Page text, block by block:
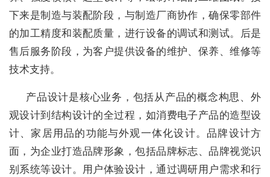
下来是制造与装配阶段，与制造厂商协作，确保零部件
的加工精度和装配质量，进行设备的调试和测试。后是
售后服务阶段，为客户提供设备的维护、保养、维修等
技术支持。
产品设计是核心业务，包括从产品的概念构思、外
观设计到结构设计的全过程，如消费电子产品的造型设
计、家居用品的功能与外观一体化设计。品牌设计方
面，为企业打造品牌形象，包括品牌标志、品牌视觉识
别系统等设计。用户体验设计，通过调研用户需求和行